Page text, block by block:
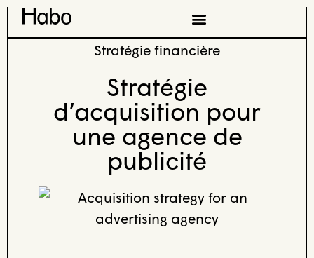
Stratégie financière
Stratégie
d’acquisition pour
une agence de
publicité